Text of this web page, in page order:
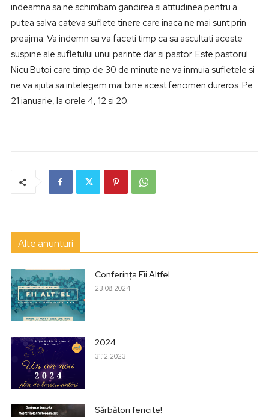
indeamna sa ne schimbam gandirea si atitudinea pentru a
putea salva cateva suflete tinere care inaca ne mai sunt prin
preajma. Va indemn sa va faceti timp ca sa ascultati aceste
suspine ale sufletului unui parinte dar si pastor. Este pastorul
Nicu Butoi care timp de 30 de minute ne va inmuia sufletele si
ne va ajuta sa intelegem mai bine acest fenomen dureros. Pe
21 ianuarie, la orele 4, 12 si 20.
Alte anunturi
Conferința Fii Altfel
23.08.2024
2024
31.12.2023
Sărbători fericite!